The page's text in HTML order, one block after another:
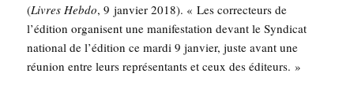
(Livres Heb­do, 9 jan­vier 2018). « Les cor­rec­teurs de
l’é­di­tion orga­nisent une mani­fes­ta­tion devant le Syn­di­cat
natio­nal de l’é­di­tion ce mar­di 9 jan­vier, juste avant une
réunion entre leurs repré­sen­tants et ceux des éditeurs. »